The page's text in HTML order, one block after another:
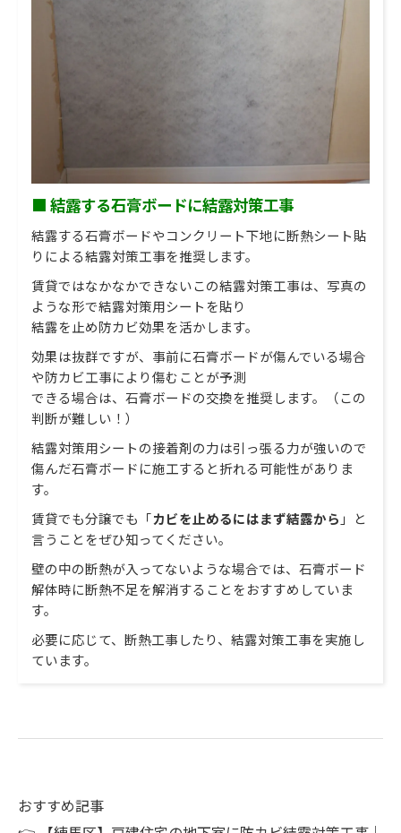
■ 結露する石膏ボードに結露対策工事
結露する石膏ボードやコンクリート下地に断熱シート貼
りによる結露対策工事を推奨します。
賃貸ではなかなかできないこの結露対策工事は、写真の
ような形で結露対策用シートを貼り
結露を止め防カビ効果を活かします。
効果は抜群ですが、事前に石膏ボードが傷んでいる場合
や防カビ工事により傷むことが予測
できる場合は、石膏ボードの交換を推奨します。（この
判断が難しい！）
結露対策用シートの接着剤の力は引っ張る力が強いので
傷んだ石膏ボードに施工すると折れる可能性がありま
す。
賃貸でも分譲でも「カビを止めるにはまず結露から 」と
言うことをぜひ知ってください。
壁の中の断熱が入ってないような場合では、石膏ボード
解体時に断熱不足を解消することをおすすめしていま
す。
必要に応じて、断熱工事したり、結露対策工事を実施し
ています。
おすすめ記事